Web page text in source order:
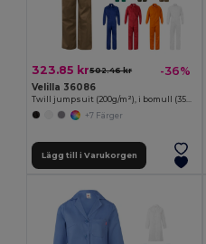
323.85 kr502.46 kr -36%
Velilla 36086
Twill jumpsuit (200g/m²), i bomull (35%) och polyester (65%)
+7 Färger
Lägg till i Varukorgen